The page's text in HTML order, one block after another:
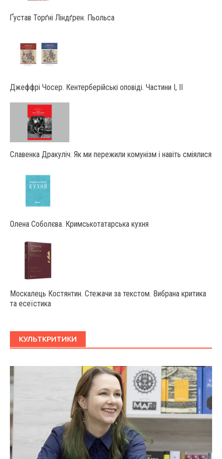
Ґустав Торґні Ліндґрен. Пьольса
Джеффрі Чосер. Кентерберійські оповіді. Частини І, ІІ
Славенка Дракуліч. Як ми пережили комунізм і навіть сміялися
Олена Соболєва. Кримськотатарська кухня
Москалець Костянтин. Стежачи за текстом. Вибрана критика
та есеїстика
КУЛЬТКРИТИКИ